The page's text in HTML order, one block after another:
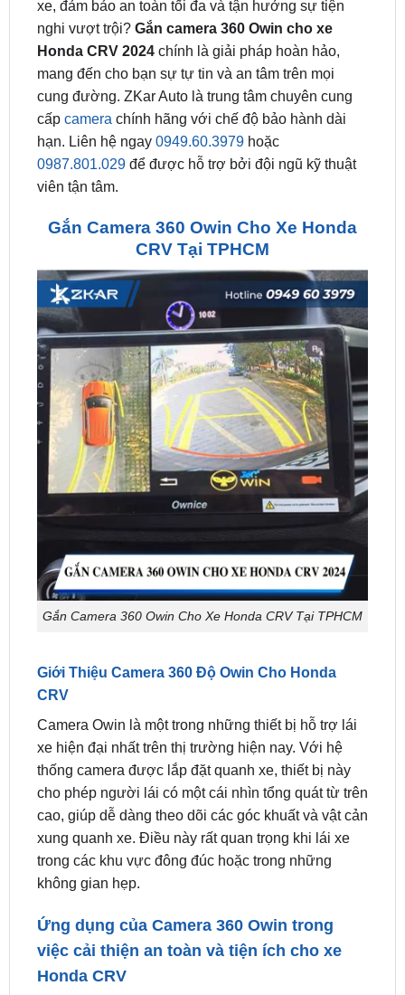
Honda CRV 2024chính là giải pháp hoàn hảo,
mang đến cho bạn sự tự tin và an tâm trên mọi
cung đường. ZKar Auto là trung tâm chuyên cung
cấpcamerachính hãng với chế độ bảo hành dài
hạn. Liên hệ ngay0949.60.3979hoặc
0987.801.029để được hỗ trợ bởi đội ngũ kỹ thuật
viên tận tâm.
Gắn Camera 360 Owin Cho Xe Honda
Gắn Camera 360 Owin Cho Xe Honda CRV Tại TPHCM
Giới Thiệu Camera 360 Độ Owin Cho Honda
Camera Owin là một trong những thiết bị hỗ trợ lái
xe hiện đại nhất trên thị trường hiện nay. Với hệ
thống camera được lắp đặt quanh xe, thiết bị này
cho phép người lái có một cái nhìn tổng quát từ trên
cao, giúp dễ dàng theo dõi các góc khuất và vật cản
xung quanh xe. Điều này rất quan trọng khi lái xe
trong các khu vực đông đúc hoặc trong những
không gian hẹp.
Ứng dụng của Camera 360 Owin trong
Honda CRV
Camera 360 độ ô tô là một công nghệ đa năng
quan trọng, mang lại nhiều lợi ích quan trọng cho